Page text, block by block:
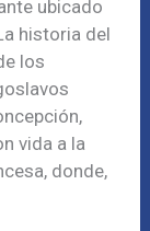
ubicado
historia del
los
vida a la
donde,